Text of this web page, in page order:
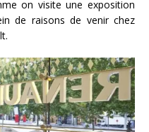
on visite une exposition
de raisons de venir chez